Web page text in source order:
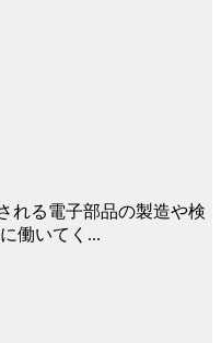
れる電子部品の製造や検
働いてく...